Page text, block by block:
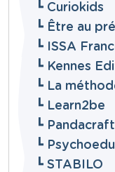
┗ Curiokids
┗ Être au
┗ ISSA
┗ Kennes
┗ La
┗ Learn2be
┗ Pandacraft
┗
┗ STABILO